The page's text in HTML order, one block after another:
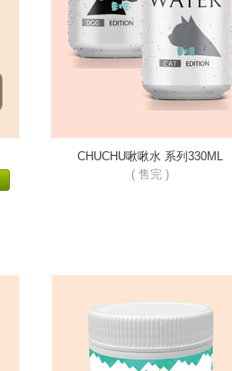
CHUCHU啾啾水 系列330ML
( 售完 )